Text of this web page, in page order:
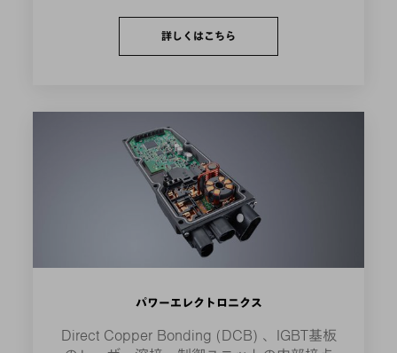
詳しくはこちら
パワーエレクトロニクス
Direct Copper Bonding (DCB) 、IGBT基板